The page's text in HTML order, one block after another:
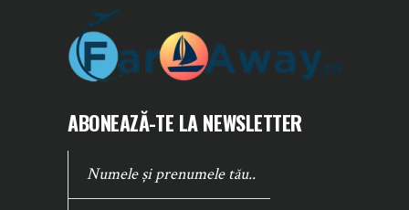
ABONEAZĂ-TE LA NEWSLETTER